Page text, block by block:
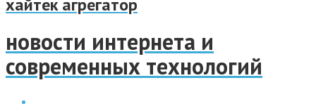
хайтек агрегатор
новости интернета и
современных технологий